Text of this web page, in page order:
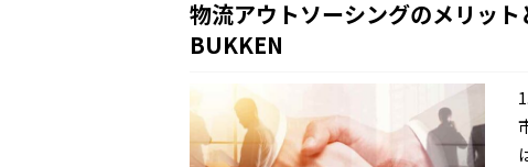
物流アウトソーシングのメリッ
BUKKEN